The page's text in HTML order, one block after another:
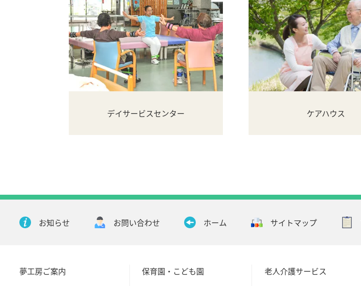
デイサービスセンター ケアハウス
お知らせ お問い合わせ ホーム サイトマップ
夢工房ご案内
保育園・こども園
老人介護サービス